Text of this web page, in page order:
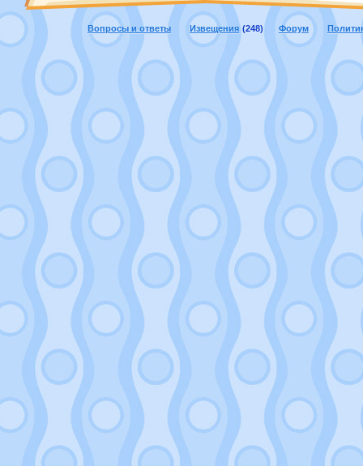
Вопросы и ответы Извещения (248) Форум